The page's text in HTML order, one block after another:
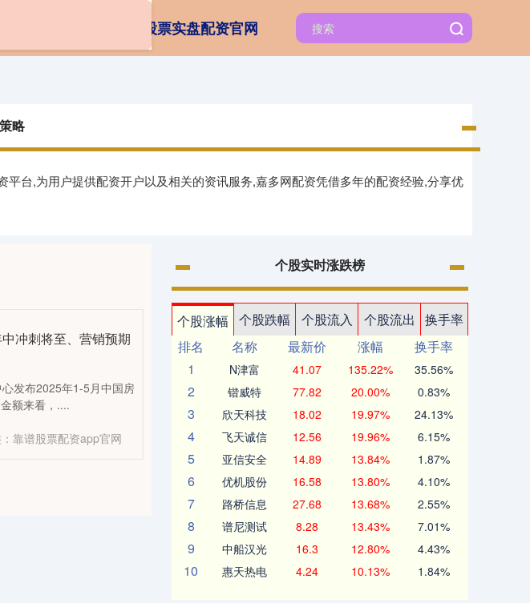
靠谱的股票实盘配资官网
略
台,为用户提供配资开户以及相关的资讯服务,嘉多网配资凭借多年的配资经验,分享优
冲刺将至、营销预期
发布2025年1-5月中国房
额来看，....
靠谱股票配资app官网
个股实时涨跌榜
个股涨幅 个股跌幅 个股流入 个股流出
换手率
排名
名称 最新价 涨幅
换手率
1
N津富 41.07 135.22% 35.56%
2 锴威特 77.82 20.00% 0.83%
3 欣天科技 18.02 19.97% 24.13%
4 飞天诚信 12.56 19.96% 6.15%
5 亚信安全 14.89 13.84% 1.87%
6 优机股份 16.58 13.80% 4.10%
7 路桥信息 27.68 13.68% 2.55%
8 谱尼测试 8.28 13.43% 7.01%
9 中船汉光 16.3 12.80% 4.43%
10 惠天热电 4.24 10.13% 1.84%